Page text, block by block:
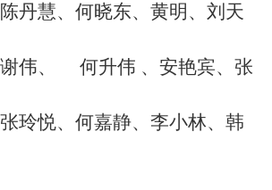
丹慧、何晓东、黄明、刘天
伟、 何升伟 、安艳宾、张
玲悦、何嘉静、李小林、韩